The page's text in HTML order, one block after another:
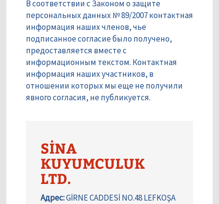
В соответствии с Законом о защите
персональных данных № 89/2007 контактная
информация наших членов, чье
подписанное согласие было получено,
предоставляется вместе с
информационным текстом. Контактная
информация наших участников, в
отношении которых мы еще не получили
явного согласия, не публикуется.
SİNA
KUYUMCULUK
LTD.
Адрес:GİRNE CADDESİ NO.48 LEFKOŞA